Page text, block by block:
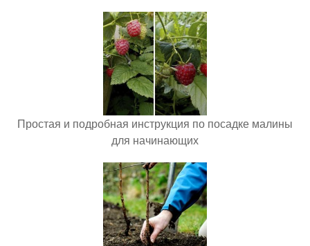
Простая и подробная инструкция по посадке малины
для начинающих